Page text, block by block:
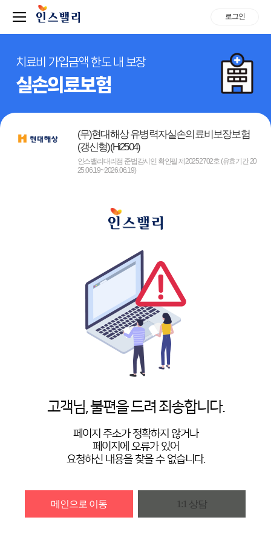
로그인
치료비 가입금액 한도 내 보장
실손의료보험
(무)현대해상 유병력자실손의료비보장보험
(갱신형)(Hi2504)
인스밸리대리점 준법감시인 확인필 제20252702호 (유효기간 20
25.06.19~2026.06.19)
고객님, 불편을 드려 죄송합니다.
페이지 주소가 정확하지 않거나
페이지에 오류가 있어
요청하신 내용을 찾을 수 없습니다.
메인으로 이동 1:1 상담